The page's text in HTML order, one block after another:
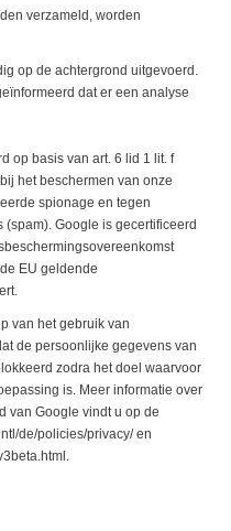
verzameld, worden
op de achtergrond uitgevoerd.
dat er een analyse
op basis van art. 6 lid 1 lit. f
het beschermen van onze
spionage en tegen
Google is gecertificeerd
EU geldende
van het gebruik van
de persoonlijke gegevens van
zodra het doel waarvoor
is. Meer informatie over
van Google vindt u op de
de/policies/privacy/ en